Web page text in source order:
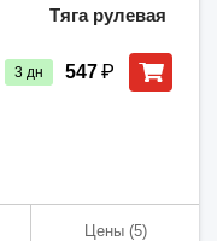
Тяга рулевая
3 дн 547₽
Цены(5)